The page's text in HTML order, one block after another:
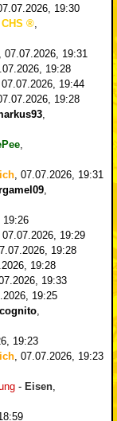
19:30
CHS
07.07.2026, 19:31
19:28
07.07.2026, 19:44
19:28
07.07.2026, 19:31
19:26
07.07.2026, 19:29
19:28
19:28
19:33
19:25
19:23
07.07.2026, 19:23
- Eisen